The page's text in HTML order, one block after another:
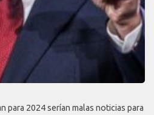
para 2024 serían malas noticias para